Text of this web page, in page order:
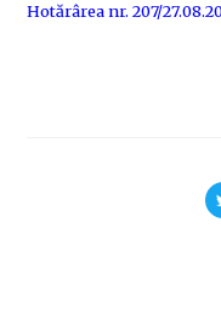
Hotărârea nr. 207/